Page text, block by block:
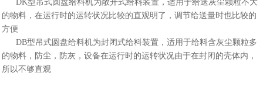
DK型吊式圆盘给料机为敞开式给料装置，适用于给送灰尘颗粒不大
的物料，在运行时的运转状况比较的直观明了，调节给送量时也比较的
方便
DB型吊式圆盘给料机为封闭式给料装置，适用于给料含灰尘颗粒多
的物料，防尘，防灰，设备在运行时的运转状况由于在封闭的壳体内，
所以不够直观